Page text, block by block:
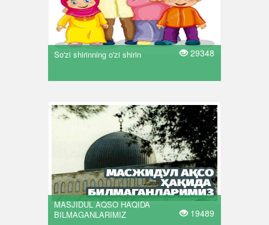
So'zi shirinning o'zi shirin 29348
MASJIDUL AQSO HAQIDA
BILMAGANLARIMIZ
19489